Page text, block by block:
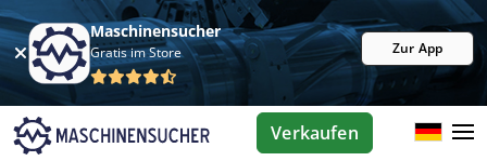
Maschinensucher
Gratis im Store Zur App
Verkaufen